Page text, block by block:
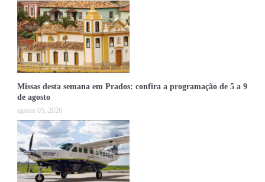
Missas desta semana em Prados: confira a programação de 5 a 9
de agosto
agosto 05, 2026